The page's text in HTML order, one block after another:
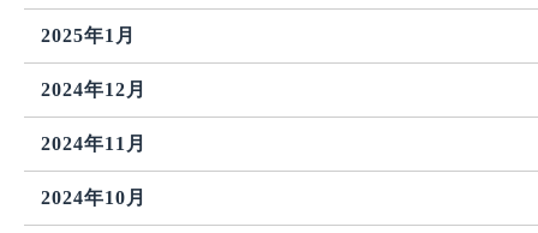
2025年1月
2024年12月
2024年11月
2024年10月